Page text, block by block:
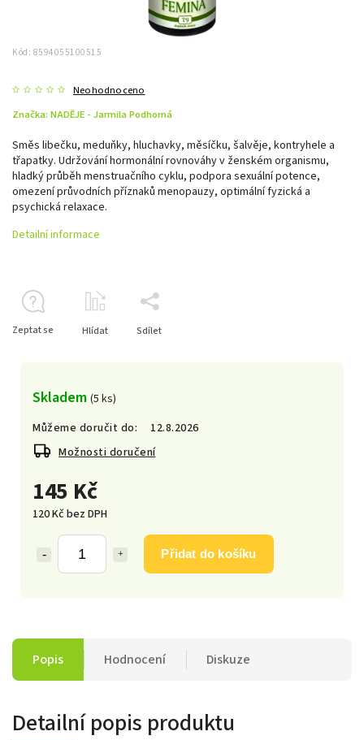
Kód: 8594055100515
Neohodnoceno
Značka: NADĚJE - Jarmila Podhorná
145 Kč
120 Kč bez DPH
Přidat do košíku
Skladem (5 ks)
Můžeme doručit do:
12.8.2026
Možnosti doručení
Směs libečku, meduňky, hluchavky, měsíčku, šalvěje, kontryhele a
třapatky. Udržování hormonální rovnováhy v ženském organismu,
hladký průběh menstruačního cyklu, podpora sexuální potence,
omezení průvodních příznaků menopauzy, optimální fyzická a
psychická relaxace.
Detailní informace
Zeptat se Hlídat Sdílet
Popis Hodnocení Diskuze
Detailní popis produktu